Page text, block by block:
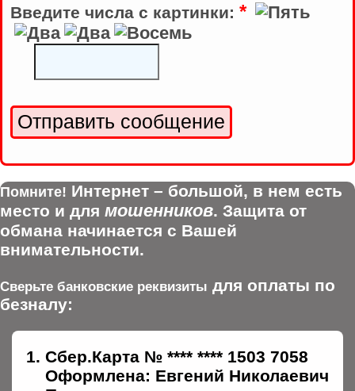
Введите числа с картинки: *
Помните! Интернет – большой, в нем есть
место и для мошенников. Защита от
обмана начинается с Вашей
внимательности.
Сверьте банковские реквизиты для оплаты по
безналу:
Сбер.Карта № **** **** 1503 7058
Оформлена: Евгений Николаевич